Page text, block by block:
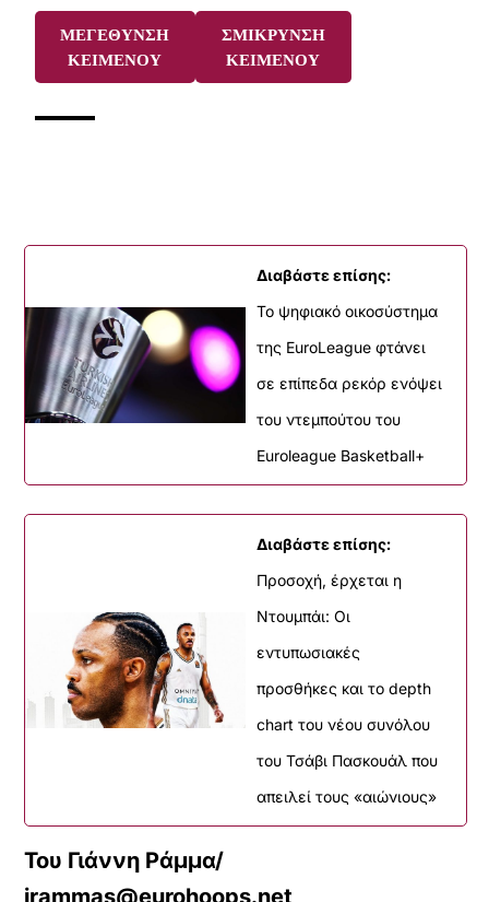
ΜΕΓΕΘΥΝΣΗ
ΚΕΙΜΕΝΟΥ
ΣΜΙΚΡΥΝΣΗ
ΚΕΙΜΕΝΟΥ
Διαβάστε επίσης:
Το ψηφιακό οικοσύστημα
της EuroLeague φτάνει
σε επίπεδα ρεκόρ ενόψει
του ντεμπούτου του
Euroleague Basketball+
Διαβάστε επίσης:
Προσοχή, έρχεται η
Ντουμπάι: Οι
εντυπωσιακές
προσθήκες και το depth
chart του νέου συνόλου
του Τσάβι Πασκουάλ που
απειλεί τους «αιώνιους»
Του Γιάννη Ράμμα/
irammas@eurohoops.net